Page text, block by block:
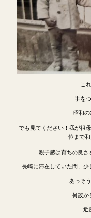
こ
手を
昭和
でも見てください！我が祖
位まで
親子感は育ちの良さ
長崎に滞在していた間、
あっそ
何故か
近